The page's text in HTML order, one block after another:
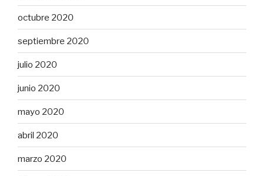
octubre 2020
septiembre 2020
julio 2020
junio 2020
mayo 2020
abril 2020
marzo 2020